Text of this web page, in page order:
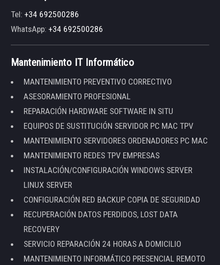
Tel:+34 692500286
WhatsApp:+34 692500286
Mantenimiento IT Informático
MANTENIMIENTO PREVENTIVO CORRECTIVO
ASESORAMIENTO PROFESIONAL
REPARACIÓN HARDWARE SOFTWARE IN SITU
EQUIPOS DE SUSTITUCIÓN SERVIDOR PC MAC TPV
MANTENIMIENTO SERVIDORES ORDENADORES PC MAC
MANTENIMIENTO REDES TPV EMPRESAS
INSTALACIÓN/CONFIGURACIÓN WINDOWS SERVER
LINUX SERVER
CONFIGURACIÓN RED BACKUP COPIA DE SEGURIDAD
RECUPERACIÓN DATOS PERDIDOS, LOST DATA
RECOVERY
SERVICIO REPARACIÓN 24 HORAS A DOMICILIO
MANTENIMIENTO INFORMÁTICO PRESENCIAL REMOTO